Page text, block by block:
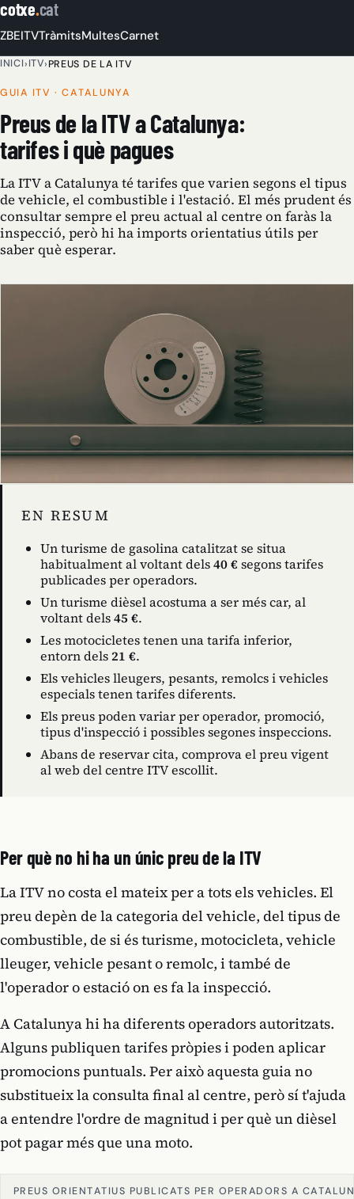
cotxe.cat
ZBEITVTràmitsMultesCarnet
INICI›ITV›PREUS DE LA ITV
GUIA ITV · CATALUNYA
Preus de la ITV a Catalunya:
tarifes i què pagues
La ITV a Catalunya té tarifes que varien segons el tipus
de vehicle, el combustible i l'estació. El més prudent és
consultar sempre el preu actual al centre on faràs la
inspecció, però hi ha imports orientatius útils per
saber què esperar.
EN RESUM
Un turisme de gasolina catalitzat se situa
habitualment al voltant dels40 €segons tarifes
publicades per operadors.
Un turisme dièsel acostuma a ser més car, al
voltant dels45 €.
Les motocicletes tenen una tarifa inferior,
entorn dels21 €.
Els vehicles lleugers, pesants, remolcs i vehicles
especials tenen tarifes diferents.
Els preus poden variar per operador, promoció,
tipus d'inspecció i possibles segones inspeccions.
Abans de reservar cita, comprova el preu vigent
al web del centre ITV escollit.
Per què no hi ha un únic preu de la ITV
La ITV no costa el mateix per a tots els vehicles. El
preu depèn de la categoria del vehicle, del tipus de
combustible, de si és turisme, motocicleta, vehicle
lleuger, vehicle pesant o remolc, i també de
l'operador o estació on es fa la inspecció.
A Catalunya hi ha diferents operadors autoritzats.
Alguns publiquen tarifes pròpies i poden aplicar
promocions puntuals. Per això aquesta guia no
substitueix la consulta final al centre, però sí t'ajuda
a entendre l'ordre de magnitud i per què un dièsel
pot pagar més que una moto.
PREUS ORIENTATIUS PUBLICATS PER OPERADORS A